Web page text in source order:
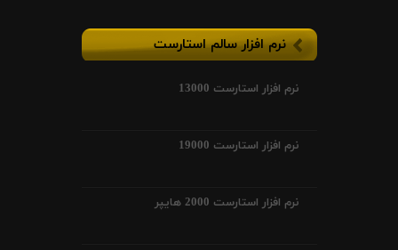
نرم افزار سالم استارست
نرم افزار استارست 13000
نرم افزار استارست 19000
نرم افزار استارست 2000 هایپر